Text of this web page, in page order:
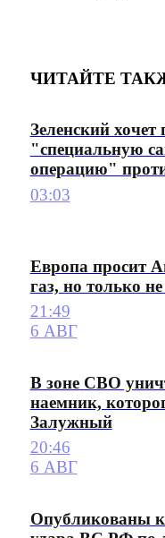
ЧИТАЙТЕ
Зеленский хочет
"специальную
операцию"
03:03
Европа просит
газ, но только
21:49
6 АВГ
В зоне СВО
наемник,
Залужный
20:46
6 АВГ
Опубликованы